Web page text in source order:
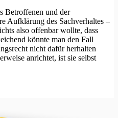
Betroffenen und der
Aufklärung des Sachverhaltes –
also offenbar wollte, dass
könnte man den Fall
nicht dafür herhalten
anrichtet, ist sie selbst